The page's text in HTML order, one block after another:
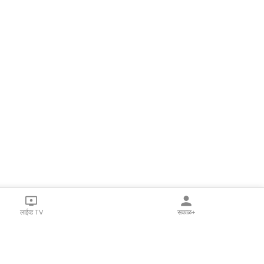
लाईव्ह TV सकाळ+